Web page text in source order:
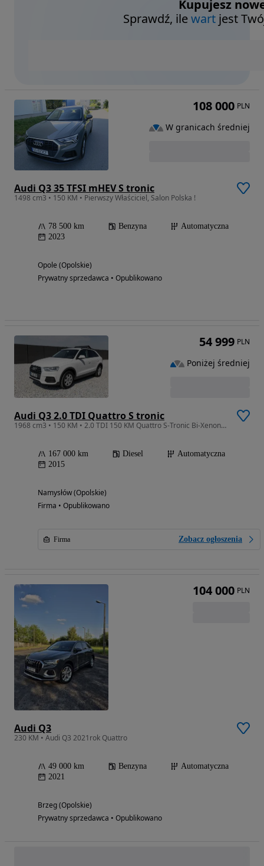
Kupujesz
Sprawdź, ilewart jest
Audi Q3 35 TFSI mHEV S tronic
1498 cm3 • 150 KM • Pierwszy Właściciel, Salon Polska !
78 500 km Benzyna
Automatyczna
2023
Opole (Opolskie)
Prywatny sprzedawca • Opublikowano
108 000 PLN
W granicach średniej
Audi Q3 2.0 TDI Quattro S tronic
1968 cm3 • 150 KM • 2.0 TDI 150 KM Quattro S-Tronic Bi-Xenon HAK Automat PDC Biała KeyLess
167 000 km Diesel
Automatyczna
2015
Namysłów (Opolskie)
Firma • Opublikowano
Firma Zobacz ogłoszenia
54 999 PLN
Poniżej średniej
Audi Q3
230 KM • Audi Q3 2021rok Quattro
49 000 km Benzyna
Automatyczna
2021
Brzeg (Opolskie)
Prywatny sprzedawca • Opublikowano
104 000 PLN